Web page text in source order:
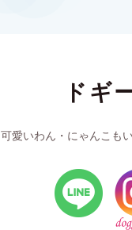
ドギ
可愛いわん・にゃんこも